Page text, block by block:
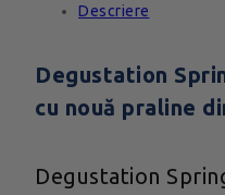
Descriere
Degustation
cu nouă praline
Degustation